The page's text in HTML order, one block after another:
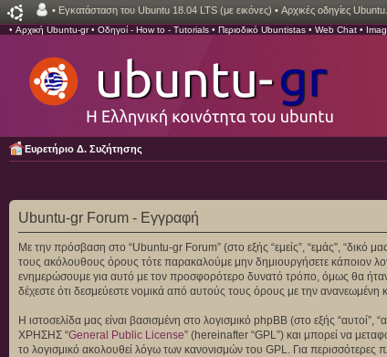
• Εγκατάσταση του Ubuntu 18.04 LTS (με εικόνες) • Αρχικές οδηγίες Ubuntu.
• Αρχική Ubuntu-gr• Οδηγοί - How to - Tutorials • Περιοδικό Ubuntistas • Web Chat •
Ευρετήριο Δ. Συζήτησης
Ubuntu-gr Forum - Εγγραφή
Με την πρόσβαση στο “Ubuntu-gr Forum” (στο εξής “εμείς”, “εμάς”, “δικό
τους ακόλουθους όρους τότε παρακαλούμε μην δημιουργήσετε κάποιον
ενημερώσουμε για αυτό με τον προσφορότερο δυνατό τρόπο, όμως θα ήταν
δέχεστε ότι δεσμεύεστε νομικά από αυτούς τους όρους με την
Η ιστοσελίδα μας είναι βασισμένη στο λογισμικό phpBB (στο εξής
ΧΡΗΣΗΣ “General Public License” (hereinafter “GPL”) και μπορεί να
το λογισμικό ακολουθεί λόγω των κανονισμών του GPL. Για